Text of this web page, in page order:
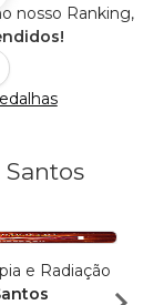
nosso Ranking,
e Radiação